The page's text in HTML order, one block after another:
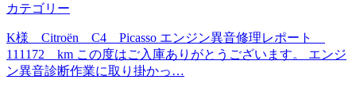
カテゴリー
K様 Citroën C4 Picasso エンジン異音修理レポート
111172 km この度はご入庫ありがとうございます。 エンジ
ン異音診断作業に取り掛かっ…